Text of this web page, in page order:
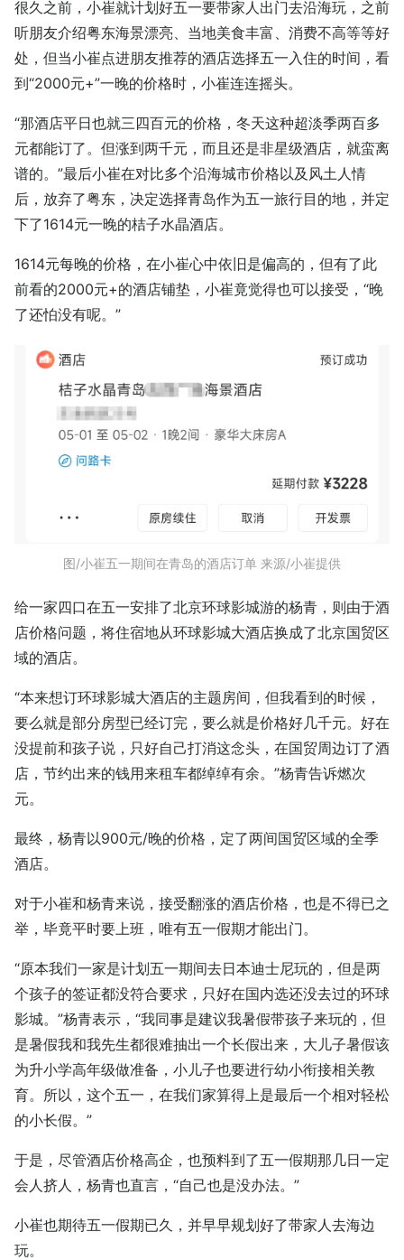
很久之前，小崔就计划好五一要带家人出门去沿海玩，之前
听朋友介绍粤东海景漂亮、当地美食丰富、消费不高等等好
处，但当小崔点进朋友推荐的酒店选择五一入住的时间，看
到“2000元+”一晚的价格时，小崔连连摇头。
“那酒店平日也就三四百元的价格，冬天这种超淡季两百多
元都能订了。但涨到两千元，而且还是非星级酒店，就蛮离
谱的。”最后小崔在对比多个沿海城市价格以及风土人情
后，放弃了粤东，决定选择青岛作为五一旅行目的地，并定
下了1614元一晚的桔子水晶酒店。
1614元每晚的价格，在小崔心中依旧是偏高的，但有了此
前看的2000元+的酒店铺垫，小崔竟觉得也可以接受，“晚
了还怕没有呢。”
图/小崔五一期间在青岛的酒店订单 来源/小崔提供
给一家四口在五一安排了北京环球影城游的杨青，则由于酒
店价格问题，将住宿地从环球影城大酒店换成了北京国贸区
域的酒店。
“本来想订环球影城大酒店的主题房间，但我看到的时候，
要么就是部分房型已经订完，要么就是价格好几千元。好在
没提前和孩子说，只好自己打消这念头，在国贸周边订了酒
店，节约出来的钱用来租车都绰绰有余。”杨青告诉燃次
元。
最终，杨青以900元/晚的价格，定了两间国贸区域的全季
酒店。
对于小崔和杨青来说，接受翻涨的酒店价格，也是不得已之
举，毕竟平时要上班，唯有五一假期才能出门。
“原本我们一家是计划五一期间去日本迪士尼玩的，但是两
个孩子的签证都没符合要求，只好在国内选还没去过的环球
影城。”杨青表示，“我同事是建议我暑假带孩子来玩的，但
是暑假我和我先生都很难抽出一个长假出来，大儿子暑假该
为升小学高年级做准备，小儿子也要进行幼小衔接相关教
育。所以，这个五一，在我们家算得上是最后一个相对轻松
的小长假。”
于是，尽管酒店价格高企，也预料到了五一假期那几日一定
会人挤人，杨青也直言，“自己也是没办法。”
小崔也期待五一假期已久，并早早规划好了带家人去海边
玩。